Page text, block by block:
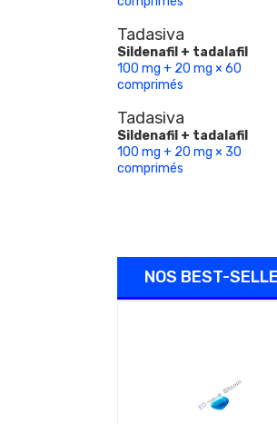
Tadasiva
Sildenafil + tadalafil
100 mg + 20 mg × 60
comprimés
Tadasiva
Sildenafil + tadalafil
100 mg + 20 mg × 30
comprimés
NOS BEST-